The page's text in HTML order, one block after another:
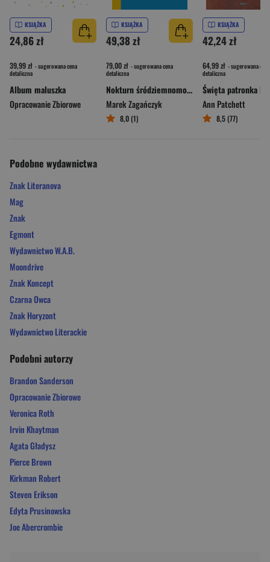
KSIĄŻKA
24,86 zł
39,99 zł - sugerowana cena
detaliczna
Album maluszka
Opracowanie Zbiorowe
KSIĄŻKA
49,38 zł
79,00 zł - sugerowana cena
detaliczna
Nokturn śródziemnomorski
Marek Zagańczyk
8,0 (1)
KSIĄŻKA
42,24 zł
64,99 zł - sugerowana cena
detaliczna
Ann Patchett
8,5 (77)
Podobne wydawnictwa
Znak Literanova
Mag
Znak
Egmont
Wydawnictwo W.A.B.
Moondrive
Znak Koncept
Czarna Owca
Znak Horyzont
Wydawnictwo Literackie
Podobni autorzy
Brandon Sanderson
Opracowanie Zbiorowe
Veronica Roth
Irvin Khaytman
Agata Gładysz
Pierce Brown
Kirkman Robert
Steven Erikson
Edyta Prusinowska
Joe Abercrombie